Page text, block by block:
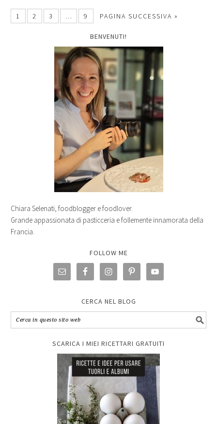
1 2 3 … 9 PAGINA SUCCESSIVA »
BENVENUTI!
Chiara Selenati, foodblogger e foodlover.
Grande appassionata di pasticceria e follemente innamorata della
Francia.
FOLLOW ME
CERCA NEL BLOG
SCARICA I MIEI RICETTARI GRATUITI